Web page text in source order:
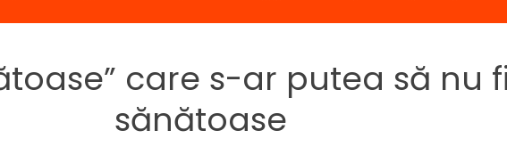
care s-ar putea să nu
sănătoase